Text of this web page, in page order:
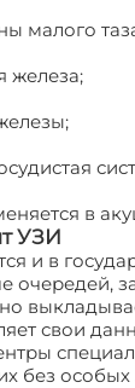
малого
железа;
в
УЗИ
и в
очередей,
свои
без особых